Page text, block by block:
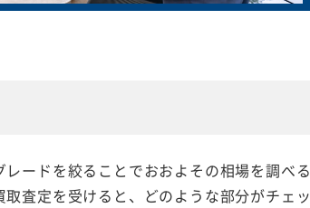
ードを絞ることでおおよその相場を調べる
査定を受けると、どのような部分がチェッ